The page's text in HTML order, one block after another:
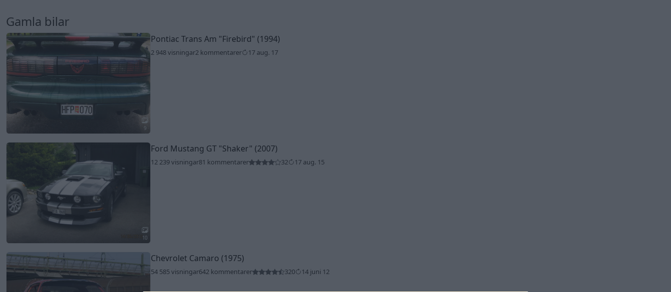
Gamla bilar
9
Pontiac Trans Am "Firebird" (1994)
2 948 visningar2 kommentarer 17 aug. 17
10
Ford Mustang GT "Shaker" (2007)
12 239 visningar81 kommentarer 32 17 aug. 15
Chevrolet Camaro (1975)
54 585 visningar642 kommentarer 320 14 juni 12